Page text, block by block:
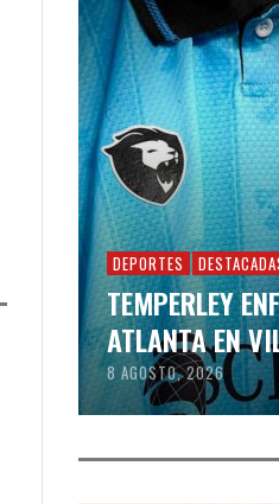
DEPORTES
TEMPERLEY
ATLANTA EN
8 AGOSTO, 2026